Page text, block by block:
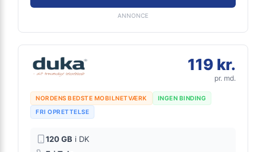
ANNONCE
119 kr.
pr. md.
NORDENS BEDSTE MOBILNETVÆRK
INGEN BINDING
FRI OPRETTELSE
120 GB i DK